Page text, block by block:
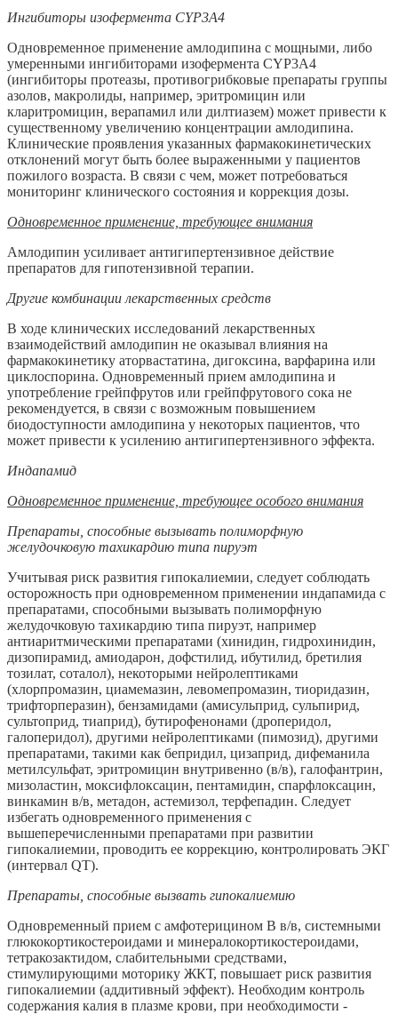
Ингибиторы изофермента CYP3A4
Одновременное применение амлодипина с мощными, либо
умеренными ингибиторами изофермента CYP3A4
(ингибиторы протеазы, противогрибковые препараты группы
азолов, макролиды, например, эритромицин или
кларитромицин, верапамил или дилтиазем) может привести к
существенному увеличению концентрации амлодипина.
Клинические проявления указанных фармакокинетических
отклонений могут быть более выраженными у пациентов
пожилого возраста. В связи с чем, может потребоваться
мониторинг клинического состояния и коррекция дозы.
Одновременное применение, требующее внимания
Амлодипин усиливает антигипертензивное действие
препаратов для гипотензивной терапии.
Другие комбинации лекарственных средств
В ходе клинических исследований лекарственных
взаимодействий амлодипин не оказывал влияния на
фармакокинетику аторвастатина, дигоксина, варфарина или
циклоспорина. Одновременный прием амлодипина и
употребление грейпфрутов или грейпфрутового сока не
рекомендуется, в связи с возможным повышением
биодоступности амлодипина у некоторых пациентов, что
может привести к усилению антигипертензивного эффекта.
Индапамид
Одновременное применение, требующее особого внимания
Препараты, способные вызывать полиморфную
желудочковую тахикардию типа пируэт
Учитывая риск развития гипокалиемии, следует соблюдать
осторожность при одновременном применении индапамида с
препаратами, способными вызывать полиморфную
желудочковую тахикардию типа пируэт, например
антиаритмическими препаратами (хинидин, гидрохинидин,
дизопирамид, амиодарон, дофстилид, ибутилид, бретилия
тозилат, соталол), некоторыми нейролептиками
(хлорпромазин, циамемазин, левомепромазин, тиоридазин,
трифторперазин), бензамидами (амисульприд, сульпирид,
сультоприд, тиаприд), бутирофенонами (дроперидол,
галоперидол), другими нейролептиками (пимозид), другими
препаратами, такими как бепридил, цизаприд, дифеманила
метилсульфат, эритромицин внутривенно (в/в), галофантрин,
мизоластин, моксифлоксацин, пентамидин, спарфлоксацин,
винкамин в/в, метадон, астемизол, терфепадин. Следует
избегать одновременного применения с
вышеперечисленными препаратами при развитии
гипокалиемии, проводить ее коррекцию, контролировать ЭКГ
(интервал QT).
Препараты, способные вызвать гипокалиемию
Одновременный прием с амфотерицином В в/в, системными
глюкокортикостероидами и минералокортикостероидами,
тетракозактидом, слабительными средствами,
стимулирующими моторику ЖКТ, повышает риск развития
гипокалиемии (аддитивный эффект). Необходим контроль
содержания калия в плазме крови, при необходимости -